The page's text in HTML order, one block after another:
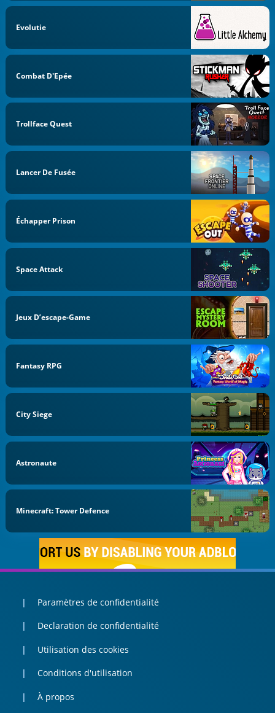
Evolutie
Combat D'Epée
Trollface Quest
Lancer De Fusée
Échapper Prison
Space Attack
Jeux D’escape-Game
Fantasy RPG
City Siege
Astronaute
Minecraft: Tower Defence
Paramètres de confidentialité
Declaration de confidentialité
Utilisation des cookies
Conditions d'utilisation
À propos